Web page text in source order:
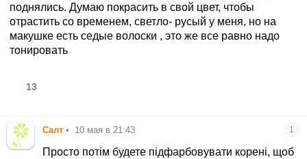
поднялись. Думаю покрасить в свой цвет, чтобы
отрастить со временем, светло- русый у меня, но на
макушке есть седые волоски , это же все равно надо
тонировать
13
Салт • 10 мая в 21:43 1
Просто потім будете підфарбовувати корені, щоб